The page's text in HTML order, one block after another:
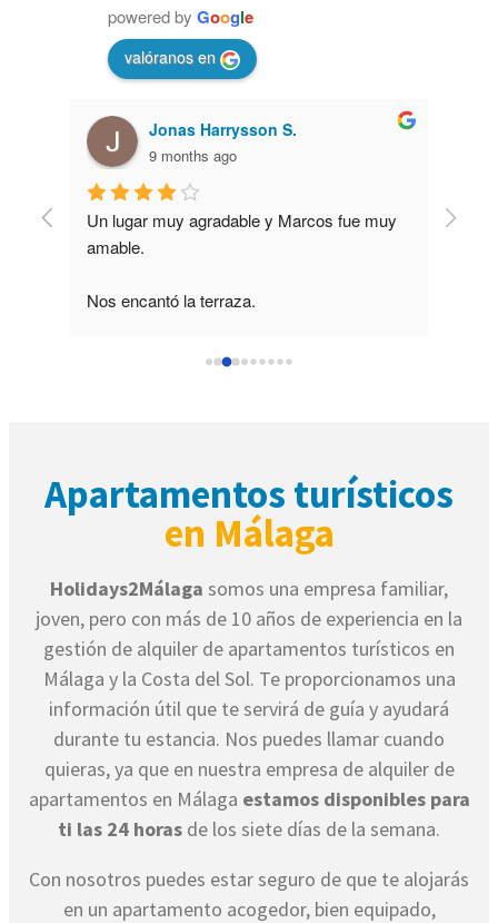
powered by Google
valóranos en
Jonas Harrysson S.
9 months ago
Un lugar muy agradable y Marcos fue muy
amable.
Nos encantó la terraza.
Llevo
Apartamentos turísticos
en Málaga
Holidays2Málaga somos una empresa familiar,
joven, pero con más de 10 años de experiencia en la
gestión de alquiler de apartamentos turísticos en
Málaga y la Costa del Sol. Te proporcionamos una
información útil que te servirá de guía y ayudará
durante tu estancia. Nos puedes llamar cuando
quieras, ya que en nuestra empresa de alquiler de
apartamentos en Málaga estamos disponibles para
ti las 24 horas de los siete días de la semana.
Con nosotros puedes estar seguro de que te alojarás
en un apartamento acogedor, bien equipado,